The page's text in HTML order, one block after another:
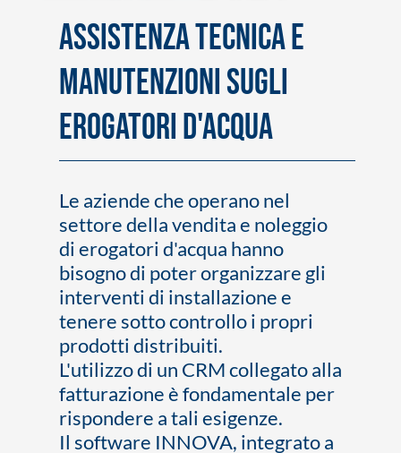
ASSISTENZA TECNICA E
MANUTENZIONI SUGLI
EROGATORI D'ACQUA
Le aziende che operano nel
settore della vendita e noleggio
di erogatori d'acqua hanno
bisogno di poter organizzare gli
interventi di installazione e
tenere sotto controllo i propri
prodotti distribuiti.
L'utilizzo di un CRM collegato alla
fatturazione è fondamentale per
rispondere a tali esigenze.
Il software INNOVA, integrato a